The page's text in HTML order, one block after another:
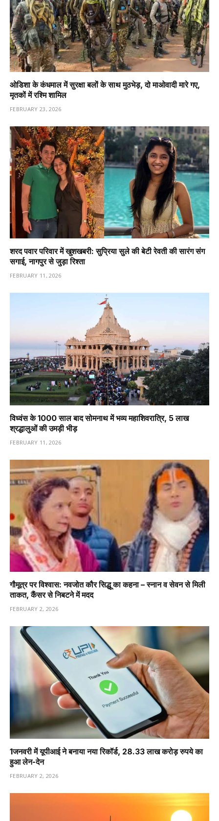
ओडिशा के कंधमाल में सुरक्षा बलों के साथ मुठभेड़, दो माओवादी मारे गए,
मृतकों में रश्मि शामिल
FEBRUARY 23, 2026
शरद पवार परिवार में खुशखबरी: सुप्रिया सुले की बेटी रेवती की सारंग संग
सगाई, नागपुर से जुड़ा रिश्ता
FEBRUARY 11, 2026
विध्वंस के 1000 साल बाद सोमनाथ में भव्य महाशिवरात्रि, 5 लाख
श्रद्धालुओं की उमड़ी भीड़
FEBRUARY 11, 2026
गौमूत्र पर विश्वास: नवजोत कौर सिद्धू का कहना – स्नान व सेवन से मिली
ताकत, कैंसर से निबटने में मदद
FEBRUARY 2, 2026
1️जनवरी में यूपीआई ने बनाया नया रिकॉर्ड, 28.33 लाख करोड़ रुपये का
हुआ लेन-देन
FEBRUARY 2, 2026